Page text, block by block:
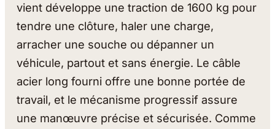
vient développe une traction de 1600 kg pour
tendre une clôture, haler une charge,
arracher une souche ou dépanner un
véhicule, partout et sans énergie. Le câble
acier long fourni offre une bonne portée de
travail, et le mécanisme progressif assure
une manœuvre précise et sécurisée. Comme